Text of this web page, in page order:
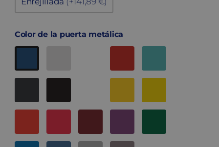
Color de la puerta metálica